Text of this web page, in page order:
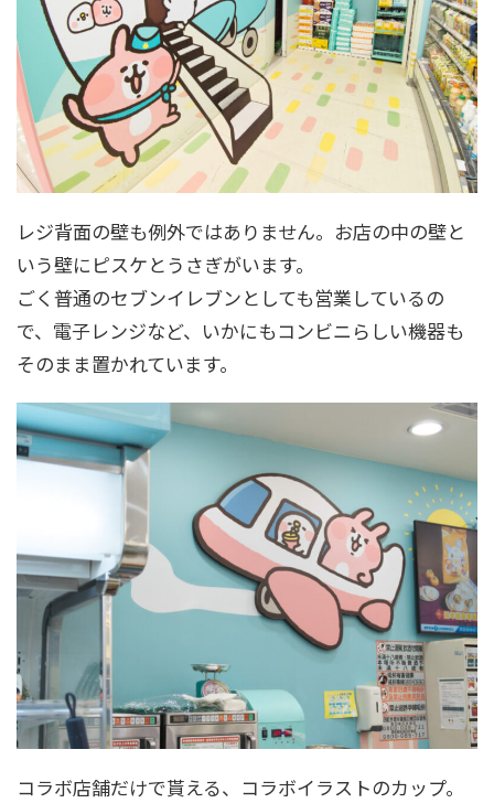
レジ背面の壁も例外ではありません。お店の中の壁と
いう壁にピスケとうさぎがいます。
ごく普通のセブンイレブンとしても営業しているの
で、電子レンジなど、いかにもコンビニらしい機器も
そのまま置かれています。
コラボ店舗だけで貰える、コラボイラストのカップ。